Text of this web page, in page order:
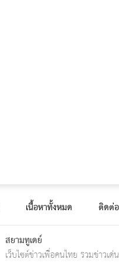
เนื้อหาทั้งหมด
ติดต่อ
สยามทูเดย์
เว็บไซต์ข่าวเพื่อคนไทย รวมข่าว